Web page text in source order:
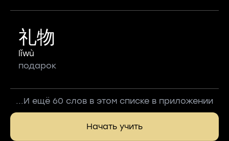
礼物
lǐwù
подарок
...И ещё 60 слов в этом списке в приложении
Начать учить